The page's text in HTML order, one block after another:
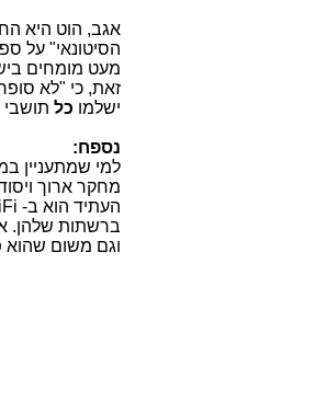
אגב, הוט היא
הסיטונאי" על
מעט מומחים
זאת, כי "לא
ישלמו כל
נספח:
למי שמתעניין
מחקר ארוך
וגם משום שהוא